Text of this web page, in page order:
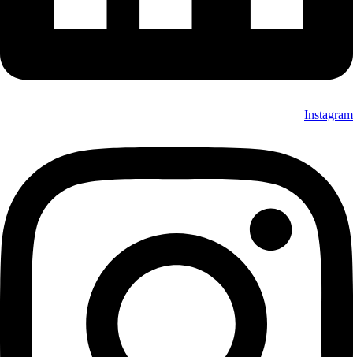
Instagram